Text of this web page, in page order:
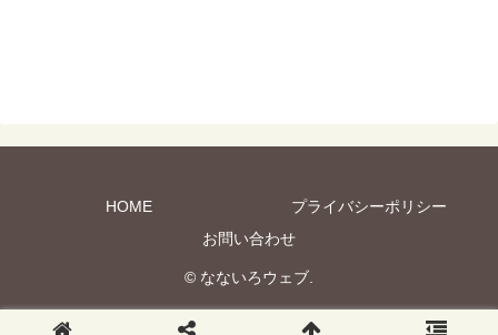
HOME
プライバシーポリシー
お問い合わせ
© なないろウェブ.